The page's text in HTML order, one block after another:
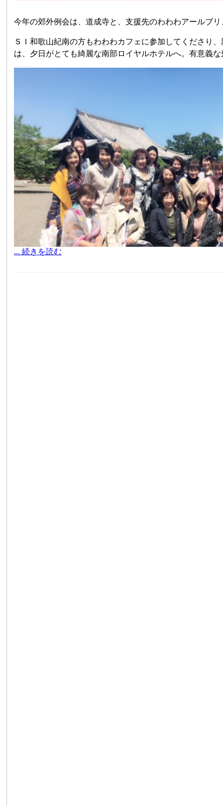
今年の郊外例会は、道成寺と、支援先のわわわアールブ
ＳＩ和歌山紀南の方もわわわカフェに参加してくださり
は、夕日がとても綺麗な南部ロイヤルホテルへ。有意義
... 続きを読む